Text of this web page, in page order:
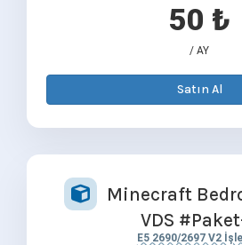
50 ₺
/ AY
Satın Al
Minecraft
VDS
E5 2690/2697 V2